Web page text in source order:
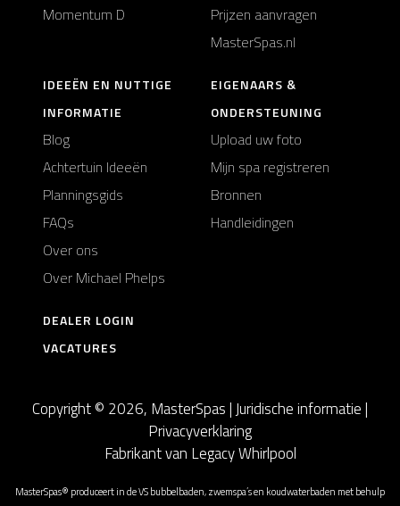
Momentum D
Prijzen aanvragen
MasterSpas.nl
IDEEËN EN NUTTIGE
INFORMATIE
Blog
Achtertuin Ideeën
Planningsgids
FAQs
Over ons
Over Michael Phelps
EIGENAARS &
ONDERSTEUNING
Upload uw foto
Mijn spa registreren
Bronnen
Handleidingen
DEALER LOGIN
VACATURES
Copyright © 2026, MasterSpas | Juridische informatie|
Privacyverklaring
Fabrikant van Legacy Whirlpool
MasterSpas® produceert in de VS bubbelbaden, zwemspa’s en koudwaterbaden met behulp